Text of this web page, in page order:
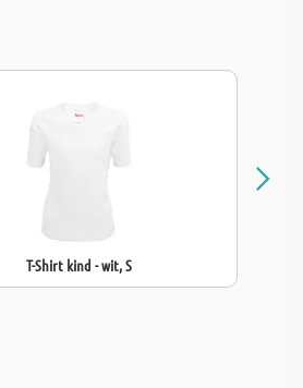
T-Shirt kind - wit, S